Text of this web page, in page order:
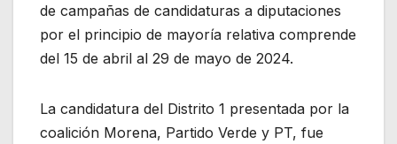
de campañas de candidaturas a diputaciones
por el principio de mayoría relativa comprende
del 15 de abril al 29 de mayo de 2024.
La candidatura del Distrito 1 presentada por la
coalición Morena, Partido Verde y PT, fue